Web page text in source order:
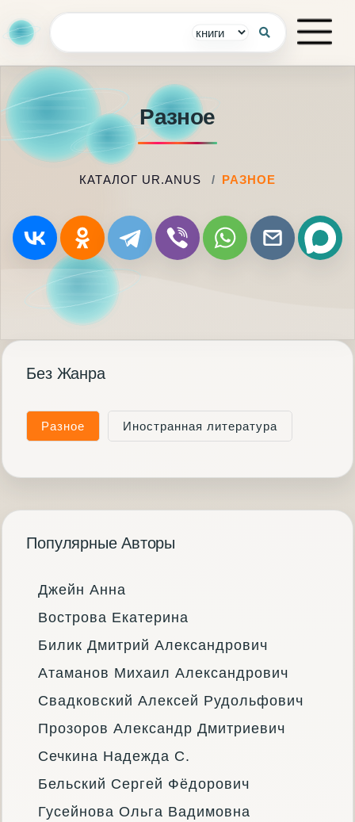
Разное
КАТАЛОГ UR.ANUS РАЗНОЕ
Без Жанра
Разное Иностранная литература
Популярные Авторы
Джейн Анна
Вострова Екатерина
Билик Дмитрий Александрович
Атаманов Михаил Александрович
Свадковский Алексей Рудольфович
Прозоров Александр Дмитриевич
Сечкина Надежда С.
Бельский Сергей Фёдорович
Гусейнова Ольга Вадимовна